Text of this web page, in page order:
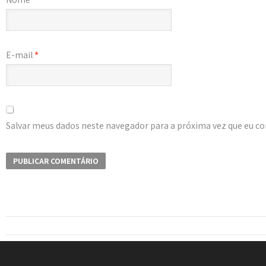
E-mail*
Salvar meus dados neste navegador para a próxima vez que eu